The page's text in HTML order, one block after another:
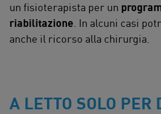
un fisioterapista per un
riabilitazione . In alcuni casi
anche il ricorso alla chirurgia.
A LETTO SOLO PER